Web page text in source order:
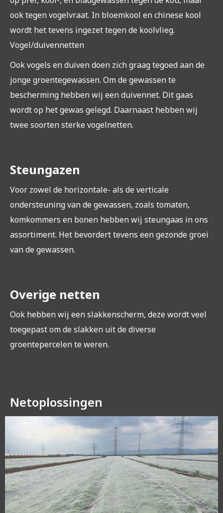
ook tegen vogelvraat. In bloemkool en chinese kool
wordt het tevens ingezet tegen de koolvlieg.
Vogel/duivennetten
‍Ook vogels en duiven doen zich graag tegoed aan de
jonge groentegewassen. Om de gewassen te
bescherming hebben wij een duivennet. Dit gaas
wordt op het gewas gelegd. Daarnaast hebben wij
twee soorten sterke vogelnetten.
Steungazen
‍Voor zowel de horizontale- als de verticale
ondersteuning van de gewassen, zoals tomaten,
komkommers en bonen hebben wij steungaas in ons
assortiment. Het bevordert tevens een gezonde groei
van de gewassen.
Overige netten
Ook hebben wij een slakkenscherm, deze wordt veel
toegepast om de slakken uit de diverse
groentepercelen te weren.
Netoplossingen